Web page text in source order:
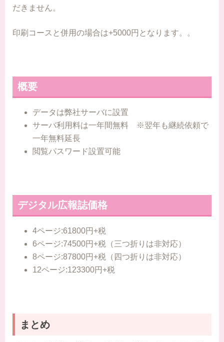
だきません。
印刷コースと併用の場合は+5000円となります。。
概要
データは弊社サーバに設置
サーバ利用料は一年間無料 ※翌年も継続依頼で
一年無料延長
閲覧パスワード設置可能
デジタル広報誌価格
4ページ:61800円+税
6ページ:74500円+税（三つ折りは非対応）
8ページ:87800円+税（四つ折りは非対応）
12ページ:123300円+税
まとめ